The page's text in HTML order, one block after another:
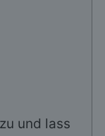
und lass